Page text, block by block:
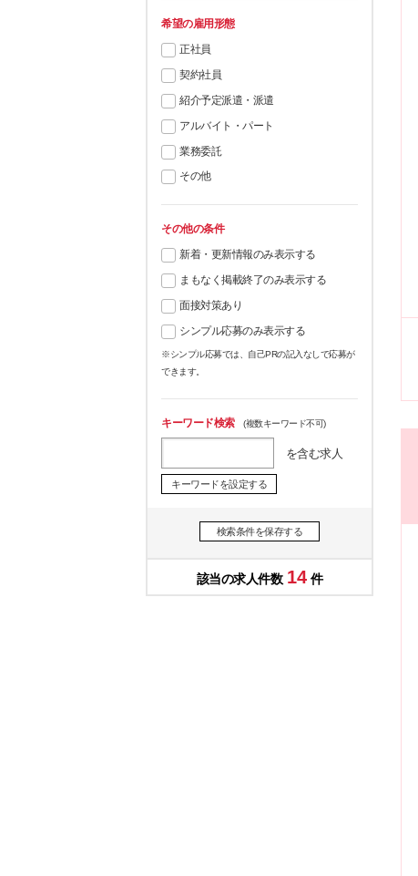
希望の雇用形態
正社員
契約社員
紹介予定派遣・派遣
アルバイト・パート
業務委託
その他
その他の条件
新着・更新情報のみ表示する
まもなく掲載終了のみ表示する
面接対策あり
シンプル応募のみ表示する
※シンプル応募では、自己PRの記入なしで応募が
できます。
キーワード検索(複数キーワード不可)
を含む求人
キーワードを設定する
検索条件を保存する
14